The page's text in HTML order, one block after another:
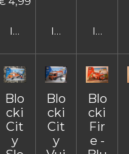
In winkelwagenIn winkelwagen
In
Blo
cki
Cit
y
Blo
cki
Cit
y
Blo
cki
Fir
e -